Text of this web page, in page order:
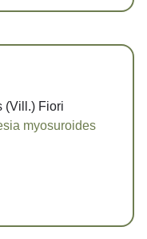
(Vill.) Fiori
myosuroides